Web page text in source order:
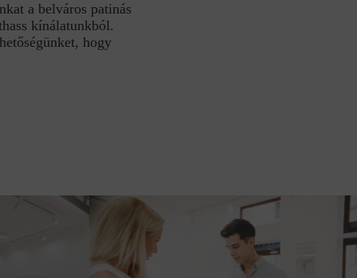
a belváros patinás
kínálatunkból.
hogy